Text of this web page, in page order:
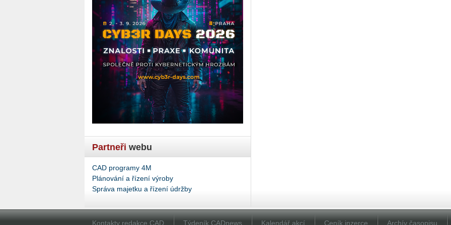
Partneři webu
CAD programy 4M
Plánování a řízení výroby
Správa majetku a řízení údržby
Kontakty redakce CAD Týdeník CADnews Kalendář akcí Ceník inzerce Archív časopisu